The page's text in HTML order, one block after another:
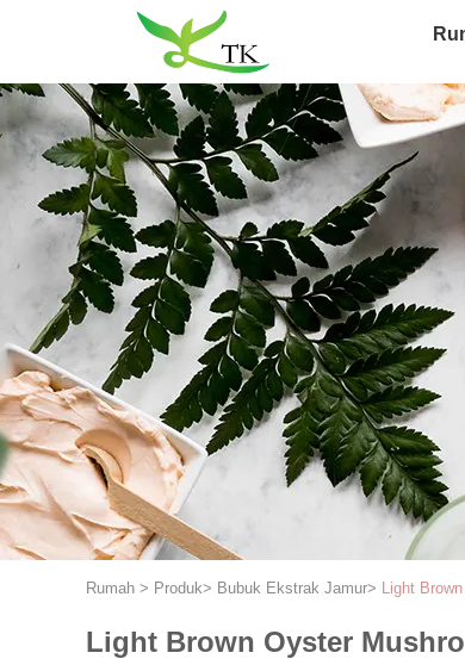
Rumah > Produk> Bubuk Ekstrak Jamur> Light
Light Brown Oyster